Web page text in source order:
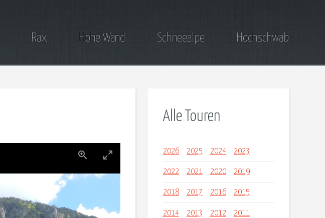
Rax Hohe Wand Schneealpe Hochschwab
Alle Touren
2026 2025 2024 2023
2022 2021 2020 2019
2018 2017 2016 2015
2014 2013 2012 2011